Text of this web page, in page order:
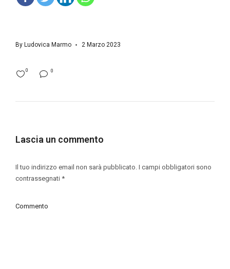
By Ludovica Marmo 2 Marzo 2023
0
0
Lascia un commento
Il tuo indirizzo email non sarà pubblicato. I campi obbligatori sono
contrassegnati *
Commento